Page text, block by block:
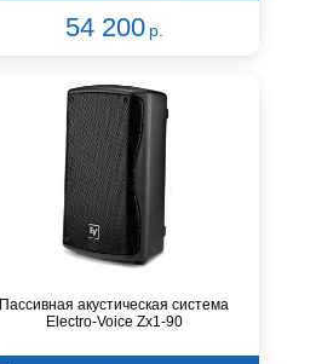
54 200 р.
Пассивная акустическая система
Electro-Voice Zx1-90